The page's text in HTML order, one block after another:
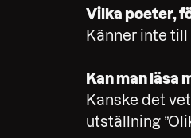
Vilka poeter,
Känner inte
Kan man läsa
Kanske det
utställning